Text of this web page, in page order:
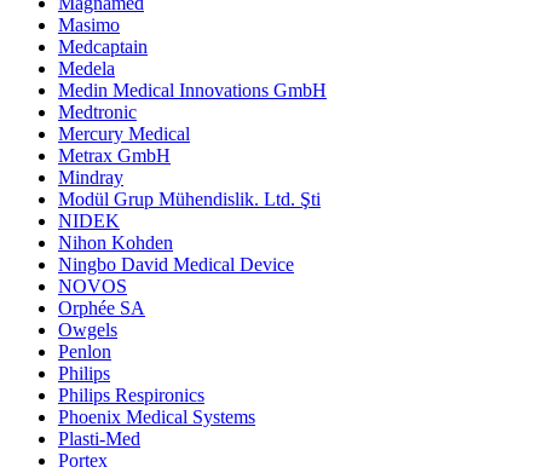
Masimo
Medcaptain
Medela
Medin Medical Innovations GmbH
Medtronic
Mercury Medical
Metrax GmbH
Mindray
Modül Grup Mühendislik. Ltd. Şti
NIDEK
Nihon Kohden
Ningbo David Medical Device
NOVOS
Orphée SA
Owgels
Penlon
Philips
Philips Respironics
Phoenix Medical Systems
Plasti-Med
Portex